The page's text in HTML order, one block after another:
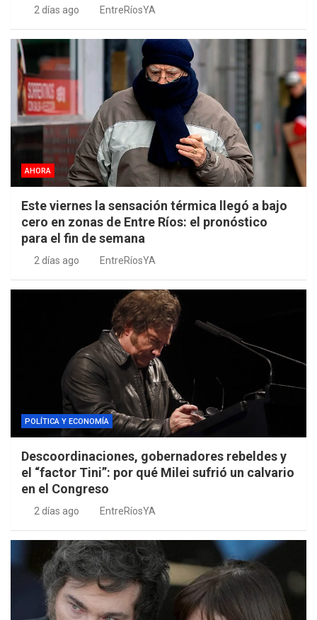
2 días ago EntreRíosYA
AHORA
Este viernes la sensación térmica llegó a bajo
cero en zonas de Entre Ríos: el pronóstico
para el fin de semana
2 días ago EntreRíosYA
POLÍTICA Y ECONOMÍA
Descoordinaciones, gobernadores rebeldes y
el “factor Tini”: por qué Milei sufrió un calvario
en el Congreso
2 días ago EntreRíosYA